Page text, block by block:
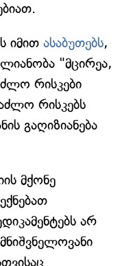
იმით ასაბუთებს,
"მცირეა,
რისკები
რისკებს
გაღიზიანება
მქონე
არ